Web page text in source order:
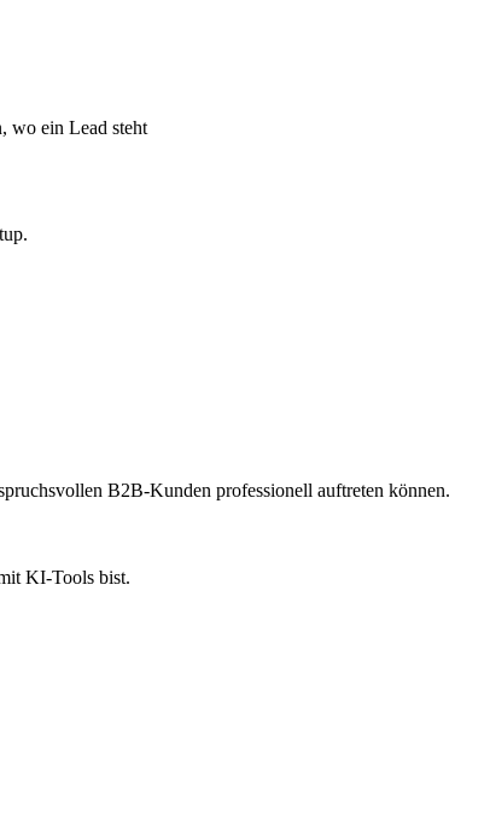
wo ein Lead steht
B2B-Kunden professionell auftreten können.
KI-Tools bist.